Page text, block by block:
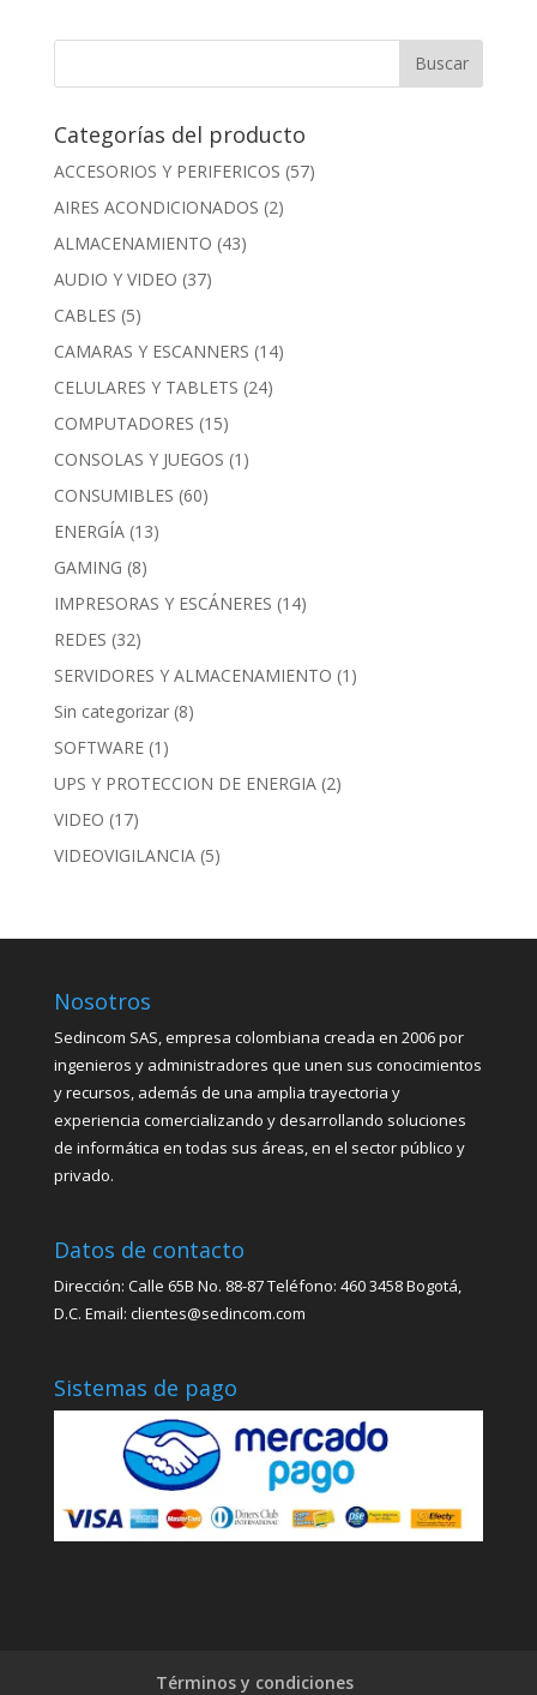
Categorías del producto
ACCESORIOS Y PERIFERICOS (57)
AIRES ACONDICIONADOS (2)
ALMACENAMIENTO (43)
AUDIO Y VIDEO (37)
CABLES (5)
CAMARAS Y ESCANNERS (14)
CELULARES Y TABLETS (24)
COMPUTADORES (15)
CONSOLAS Y JUEGOS (1)
CONSUMIBLES (60)
ENERGÍA (13)
GAMING (8)
IMPRESORAS Y ESCÁNERES (14)
REDES (32)
SERVIDORES Y ALMACENAMIENTO (1)
Sin categorizar (8)
SOFTWARE (1)
UPS Y PROTECCION DE ENERGIA (2)
VIDEO (17)
VIDEOVIGILANCIA (5)
Nosotros
Sedincom SAS, empresa colombiana creada en 2006 por
ingenieros y administradores que unen sus conocimientos
y recursos, además de una amplia trayectoria y
experiencia comercializando y desarrollando soluciones
de informática en todas sus áreas, en el sector público y
privado.
Datos de contacto
Dirección: Calle 65B No. 88-87 Teléfono: 460 3458 Bogotá,
D.C. Email: clientes@sedincom.com
Sistemas de pago
Términos y condiciones